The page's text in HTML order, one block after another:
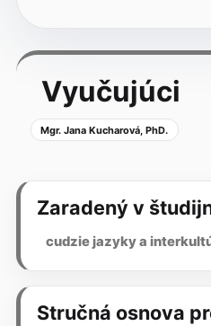
Vyučujúci
Mgr. Jana Kucharová, PhD.
Zaradený v
cudzie jazyky a
Stručná osnova